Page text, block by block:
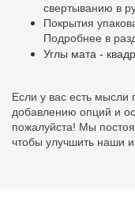
свертыванию в
Покрытия
Подробнее в
Углы мата -
Если у вас есть
добавлению опций и
пожалуйста! Мы
чтобы улучшить наши